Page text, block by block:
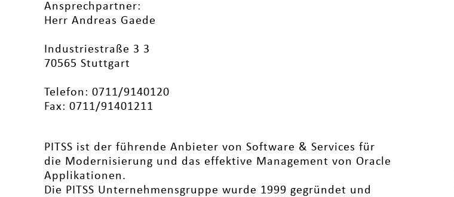
Ansprechpartner:
Herr Andreas Gaede
Industriestraße 3 3
70565 Stuttgart
Telefon: 0711/9140120
Fax: 0711/91401211
PITSS ist der führende Anbieter von Software & Services für
die Modernisierung und das effektive Management von Oracle
Applikationen.
Die PITSS Unternehmensgruppe wurde 1999 gegründet und